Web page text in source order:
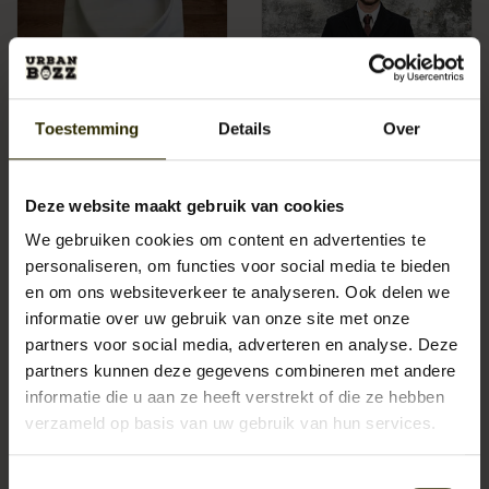
Toestemming Details Over
Deze website maakt gebruik van cookies
We gebruiken cookies om content en advertenties te
personaliseren, om functies voor social media te bieden
en om ons websiteverkeer te analyseren. Ook delen we
informatie over uw gebruik van onze site met onze
partners voor social media, adverteren en analyse. Deze
partners kunnen deze gegevens combineren met andere
informatie die u aan ze heeft verstrekt of die ze hebben
verzameld op basis van uw gebruik van hun services.
wit overhemd met stud
€129,95
delig pak
€1.299,95